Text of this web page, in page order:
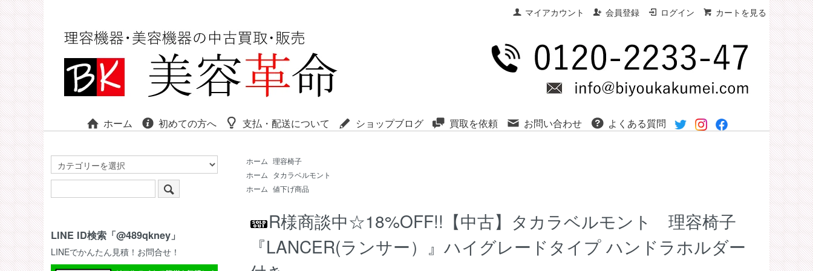
マイアカウント 会員登録 ログイン カートを見る
ホーム 初めての方へ 支払・配送について ショップブログ 買取を依頼 お問い合わせ よくある質問
ホーム 理容椅子
ホーム タカラベルモント
ホーム 値下げ商品
R様商談中☆18%OFF!!【中古】タカラベルモント 理容椅子
『LANCER(ランサー）』ハイグレードタイプ ハンドラホルダー
LINE ID検索「@489qkney」
LINEでかんたん見積！お問合せ！